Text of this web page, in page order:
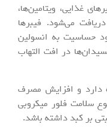
غذایی، ویتامین‌ها،
می‌شود. فیبرها
حساسیت به انسولین
در افت التهاب
دارد و افزایش مصرف
سلامت فلور میکروبی
بر کبد داشته باشد.